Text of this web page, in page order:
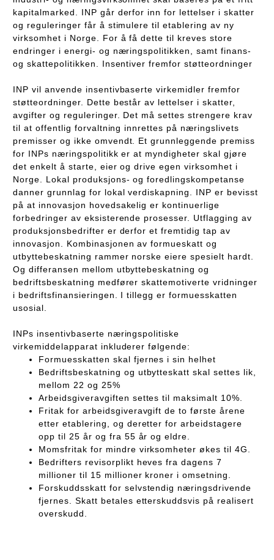
kapitalmarked. INP går derfor inn for lettelser i skatter
og reguleringer får å stimulere til etablering av ny
virksomhet i Norge. For å få dette til kreves store
endringer i energi- og næringspolitikken, samt finans-
og skattepolitikken. Insentiver fremfor støtteordninger
INP vil anvende insentivbaserte virkemidler fremfor
støtteordninger. Dette består av lettelser i skatter,
avgifter og reguleringer. Det må settes strengere krav
til at offentlig forvaltning innrettes på næringslivets
premisser og ikke omvendt. Et grunnleggende premiss
for INPs næringspolitikk er at myndigheter skal gjøre
det enkelt å starte, eier og drive egen virksomhet i
Norge. Lokal produksjons- og foredlingskompetanse
danner grunnlag for lokal verdiskapning. INP er bevisst
på at innovasjon hovedsakelig er kontinuerlige
forbedringer av eksisterende prosesser. Utflagging av
produksjonsbedrifter er derfor et fremtidig tap av
innovasjon. Kombinasjonen av formueskatt og
utbyttebeskatning rammer norske eiere spesielt hardt.
Og differansen mellom utbyttebeskatning og
bedriftsbeskatning medfører skattemotiverte vridninger
i bedriftsfinansieringen. I tillegg er formuesskatten
usosial.
INPs insentivbaserte næringspolitiske
virkemiddelapparat inkluderer følgende:
Formuesskatten skal fjernes i sin helhet
Bedriftsbeskatning og utbytteskatt skal settes lik,
mellom 22 og 25%
Arbeidsgiveravgiften settes til maksimalt 10%.
Fritak for arbeidsgiveravgift de to første årene
etter etablering, og deretter for arbeidstagere
opp til 25 år og fra 55 år og eldre.
Momsfritak for mindre virksomheter økes til 4G.
Bedrifters revisorplikt heves fra dagens 7
millioner til 15 millioner kroner i omsetning.
Forskuddsskatt for selvstendig næringsdrivende
fjernes. Skatt betales etterskuddsvis på realisert
overskudd.